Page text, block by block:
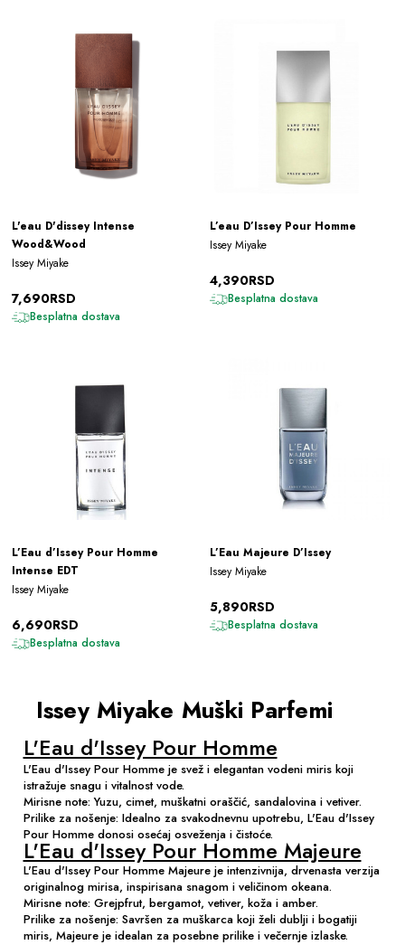
L'eau D'dissey Intense
Wood&Wood
Issey Miyake
7,690RSD
Besplatna dostava
L’eau D’Issey Pour Homme
Issey Miyake
4,390RSD
Besplatna dostava
L’Eau d’Issey Pour Homme
Intense EDT
Issey Miyake
6,690RSD
Besplatna dostava
L’Eau Majeure D’Issey
Issey Miyake
5,890RSD
Besplatna dostava
Issey Miyake Muški Parfemi
L'Eau d'Issey Pour Homme
L'Eau d'Issey Pour Homme je svež i elegantan vodeni miris koji
istražuje snagu i vitalnost vode.
Mirisne note: Yuzu, cimet, muškatni oraščić, sandalovina i vetiver.
Prilike za nošenje: Idealno za svakodnevnu upotrebu, L'Eau d'Issey
Pour Homme donosi osećaj osveženja i čistoće.
L'Eau d'Issey Pour Homme Majeure
L'Eau d'Issey Pour Homme Majeure je intenzivnija, drvenasta verzija
originalnog mirisa, inspirisana snagom i veličinom okeana.
Mirisne note: Grejpfrut, bergamot, vetiver, koža i amber.
Prilike za nošenje: Savršen za muškarca koji želi dublji i bogatiji
miris, Majeure je idealan za posebne prilike i večernje izlaske.